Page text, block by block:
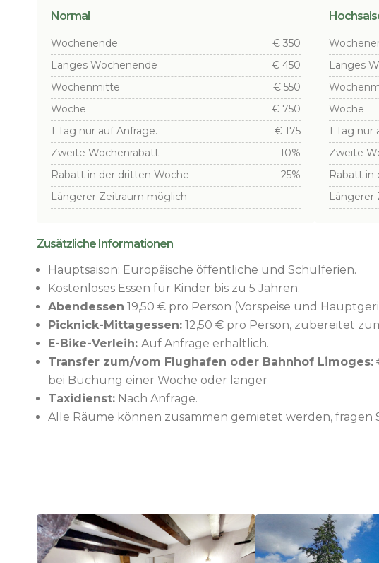
Normal
Wochenende
€ 350
Langes Wochenende
€ 450
Wochenmitte
€ 550
Woche
€ 750
1 Tag nur auf Anfrage.
€ 175
Zweite Wochenrabatt
10%
Rabatt in der dritten Woche
25%
Längerer Zeitraum möglich
Langes
Woche
1 Tag nur
Zweite
Rabatt in
Längerer
Zusätzliche Informationen
Hauptsaison: Europäische öffentliche und Schulferien.
Kostenloses Essen für Kinder bis zu 5 Jahren.
Abendessen 19,50 € pro Person (Vorspeise und
Picknick-Mittagessen: 12,50 € pro Person, zubereitet
E-Bike-Verleih: Auf Anfrage erhältlich.
Transfer zum/vom Flughafen oder Bahnhof Limoges:
bei Buchung einer Woche oder länger
Taxidienst: Nach Anfrage.
Alle Räume können zusammen gemietet werden, fragen